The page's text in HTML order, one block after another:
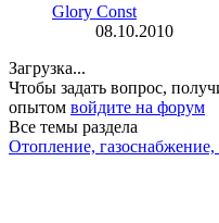
Glory Const
08.10.2010
Загрузка...
Чтобы задать вопрос,
опытом войдите на форум
Все темы раздела
Отопление,